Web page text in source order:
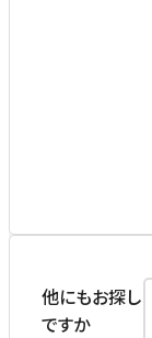
他にもお探し
ですか